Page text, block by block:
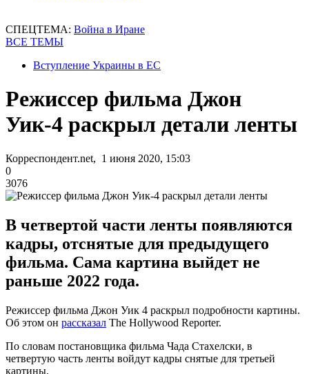
СПЕЦТЕМА: Война в Иране
ВСЕ ТЕМЫ
Вступление Украины в ЕС
Режиссер фильма Джон
Уик-4 раскрыл детали ленты
Корреспондент.net, 1 июня 2020, 15:03
0
3076
В четвертой части ленты появляются
кадры, отснятые для предыдущего
фильма. Сама картина выйдет не
раньше 2022 года.
Режиссер фильма Джон Уик 4 раскрыл подробности картины.
Об этом он рассказал The Hollywood Reporter.
По словам постановщика фильма Чада Стахелски, в
четвертую часть ленты войдут кадры снятые для третьей
картины.